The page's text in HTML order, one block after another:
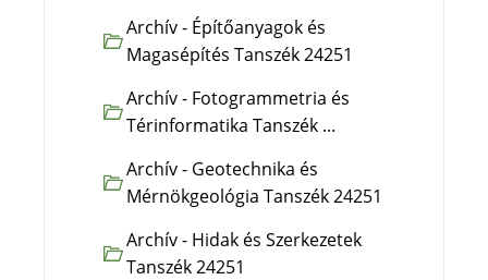
Archív - Építőanyagok és
Magasépítés Tanszék 24251
Archív - Fotogrammetria és
Térinformatika Tanszék ...
Archív - Geotechnika és
Mérnökgeológia Tanszék 24251
Archív - Hidak és Szerkezetek
Tanszék 24251